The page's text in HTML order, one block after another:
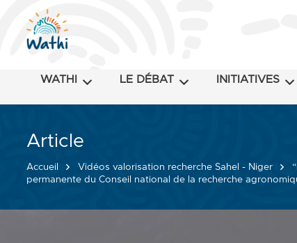
WATHI LE DÉBAT INITIATIVES
Article
Accueil Vidéos valorisation recherche Sahel - Niger
permanente du Conseil national de la recherche